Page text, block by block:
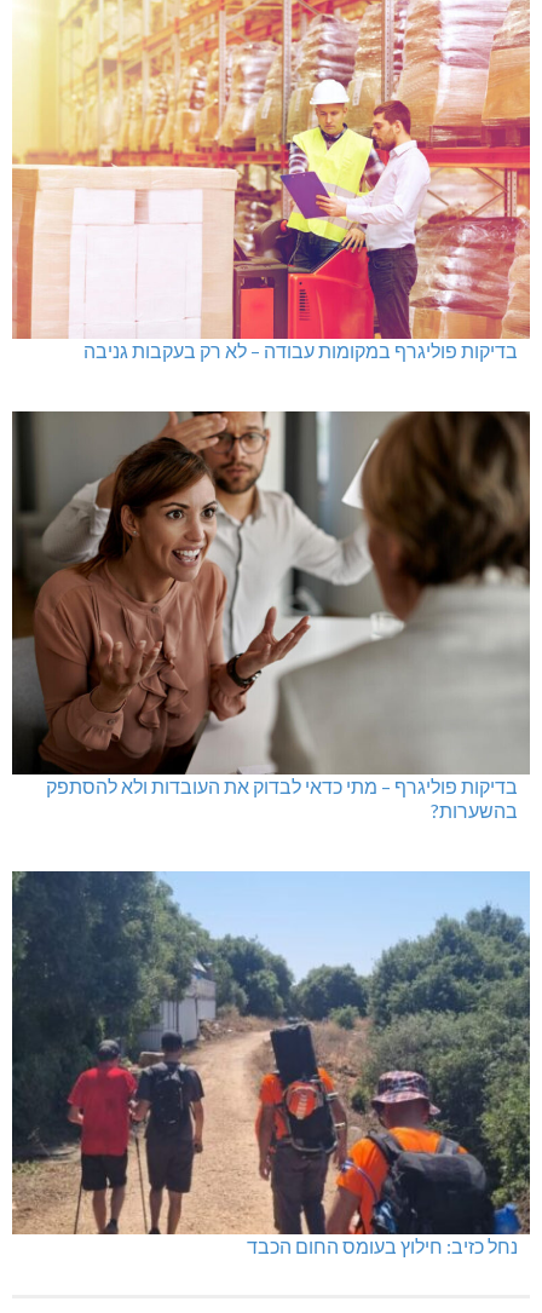
בדיקות פוליגרף במקומות עבודה – לא רק בעקבות גניבה
בדיקות פוליגרף – מתי כדאי לבדוק את העובדות ולא להסתפק
בהשערות?
נחל כזיב: חילוץ בעומס החום הכבד